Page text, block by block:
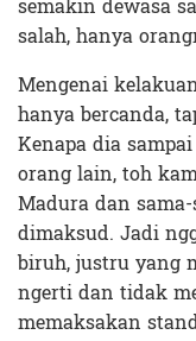
salah, hanya
Mengenai
hanya bercanda,
Kenapa dia
orang lain, toh
Madura dan
dimaksud. Jadi
biruh, justru yang
ngerti dan tidak
memaksakan